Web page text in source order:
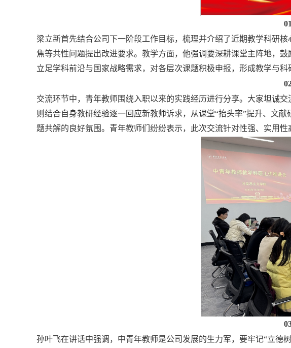
01
梁立新首先结合公司下一阶段工作目标，梳理并介绍了近期教学科研
焦等共性问题提出改进要求。教学方面，他强调要深耕课堂主阵地，
立足学科前沿与国家战略需求，对各层次课题积极申报，形成教学与科
交流环节中，青年教师围绕入职以来的实践经历进行分享。大家坦诚
则结合自身教研经验逐一回应新教师诉求，从课堂“抬头率”提升、文
题共解的良好氛围。青年教师们纷纷表示，此次交流针对性强、实用性
孙叶飞在讲话中强调，中青年教师是公司发展的生力军，要牢记“立德